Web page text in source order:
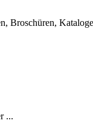
Broschüren,
...